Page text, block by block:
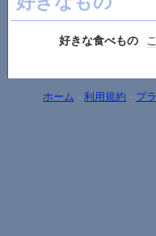
好きな食べもの
ホーム - 利用規約 - プ